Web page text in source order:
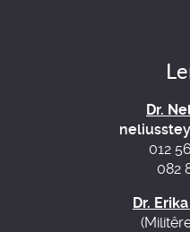
Dr.
012
082
Dr.